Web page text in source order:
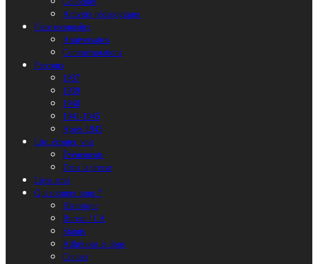
Activités pédagogiques
Faire reconnaître
Anniversaires
Commémorations
Parcours
1937
1939
1940
1941-1945
Après 1945
Lire, écouter, voir
Évènements
Dans la presse
Liens amis
Qui sommes nous ?
Historique
Bureau / CA
Statuts
Adhésions et dons
Contact